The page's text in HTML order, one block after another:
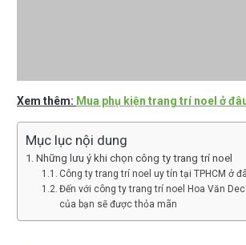
Xem thêm: Mua phụ kiện trang trí noel ở
Mục lục nội dung
Những lưu ý khi chọn công ty trang trí noel
Công ty trang trí noel uy tín tại TPHCM ở
Đến với công ty trang trí noel Hoa Văn
của bạn sẽ được thỏa mãn